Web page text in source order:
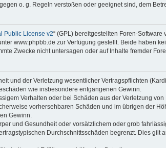
o. g. Regeln verstoßen oder geeignet sind, dem
Public License v2“ (GPL) bereitgestellten Foren-
www.phpbb.de zur Verfügung gestellt. Beide haben
Zwecke nicht untersagen oder auf Inhalte fremder
und der Verletzung wesentlicher Vertragspflichten
wie insbesondere entgangenen Gewinn.
Verhalten oder bei Schäden aus der Verletzung
vorhersehbaren Schäden und im übrigen der
Gewinn.
und Gesundheit oder vorsätzlichem oder grob
Durchschnittsschäden begrenzt. Dies gilt